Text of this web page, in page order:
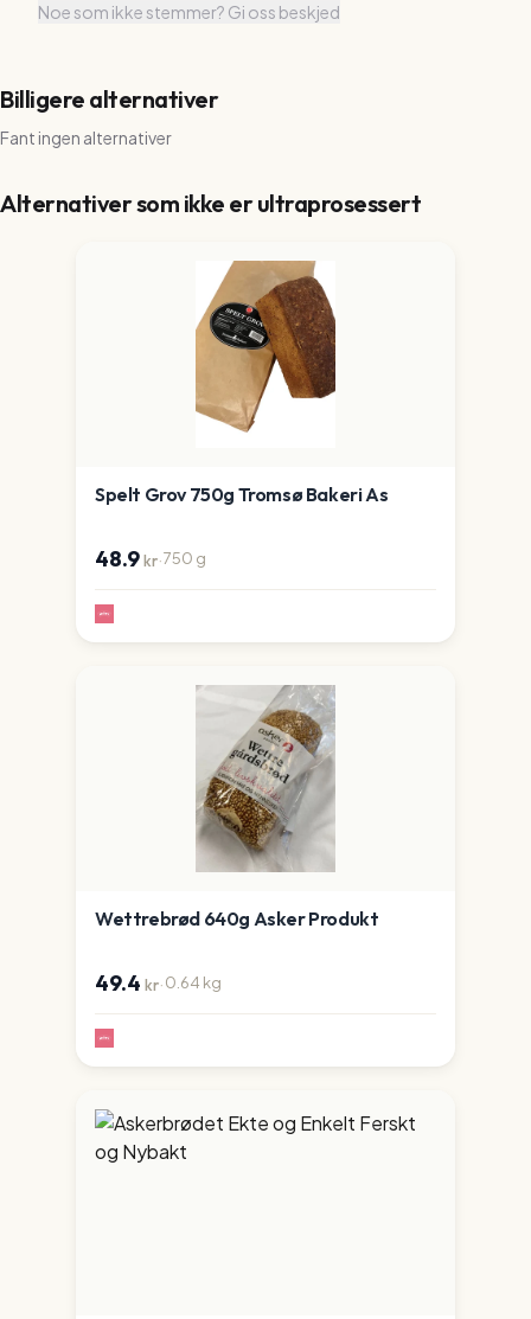
Noe som ikke stemmer? Gi oss beskjed
Billigere alternativer
Fant ingen alternativer
Alternativer som ikke er ultraprosessert
Spelt Grov 750g Tromsø Bakeri As
48.9kr·750 g
Wettrebrød 640g Asker Produkt
49.4 kr·0.64 kg